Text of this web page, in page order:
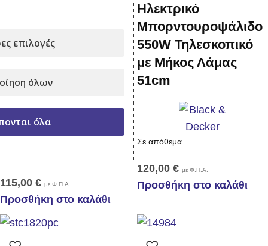
Τηλεσκοπικό
Decker PS7525 –
115,00 € με Φ.Π.Α.
Προσθήκη στο καλάθι
Ηλεκτρικό
Μπορντουροψάλιδο
550W Τηλεσκοπικό
με Μήκος Λάμας
51cm
Σε απόθεμα
120,00 € με Φ.Π.Α.
Προσθήκη στο καλάθι
επιλογές
όλων
όλα